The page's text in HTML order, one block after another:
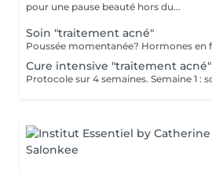
pour une pause beauté hors du...
Soin "traitement acné"
Cure intensive "traitement acné"